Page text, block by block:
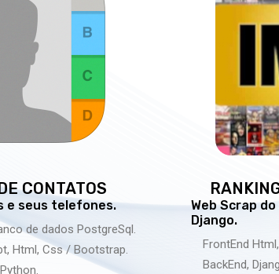
CONTATOS
e seus telefones.
de dados PostgreSql.
Html, Css / Bootstrap.
Web Scrap
Django.
FrontEnd
BackEnd,